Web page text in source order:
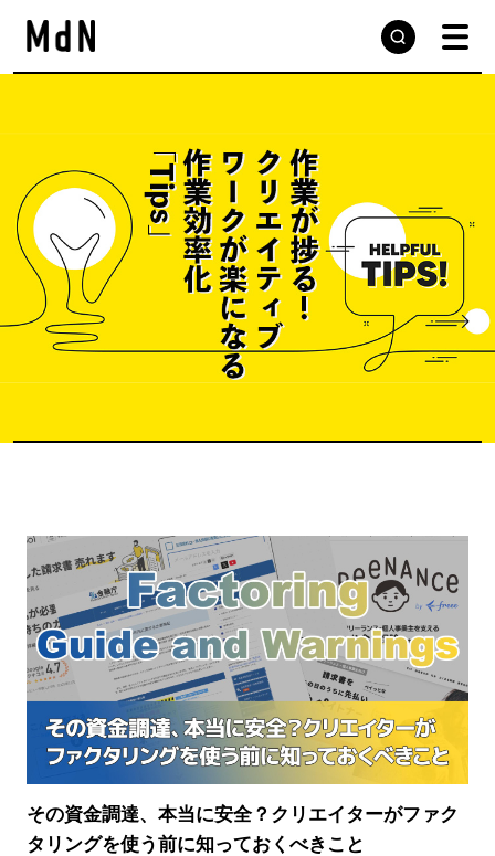
その資金調達、本当に安全？クリエイターがファク
タリングを使う前に知っておくべきこと